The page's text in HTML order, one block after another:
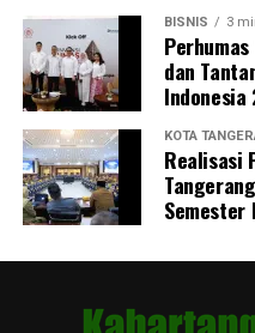
BISNIS 3
dan
Indonesia
KOTA
Realisasi
Semester